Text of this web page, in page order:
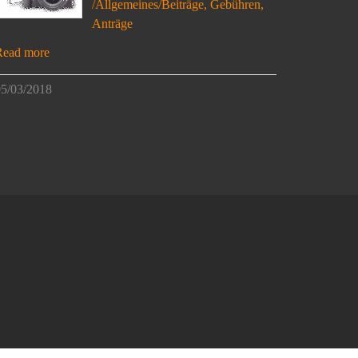
/Allgemeines/Beiträge, Gebühren,
Anträge
more
03/2018